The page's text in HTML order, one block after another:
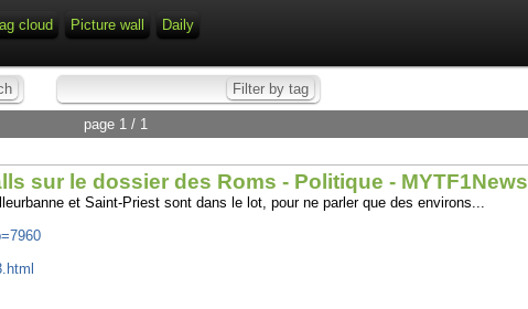
cloud Picture wall Daily
page 1 / 1
sur le dossier des Roms - Politique - MYTF1News
et Saint-Priest sont dans le lot, pour ne parler que des environs...